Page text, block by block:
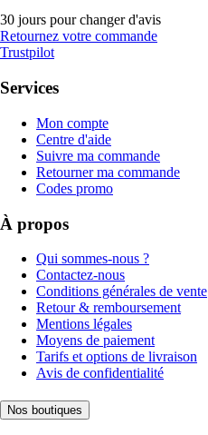
30 jours pour changer d'avis
Retournez votre commande
Trustpilot
Services
Mon compte
Centre d'aide
Suivre ma commande
Retourner ma commande
Codes promo
À propos
Qui sommes-nous ?
Contactez-nous
Conditions générales de vente
Retour & remboursement
Mentions légales
Moyens de paiement
Tarifs et options de livraison
Avis de confidentialité
Nos boutiques